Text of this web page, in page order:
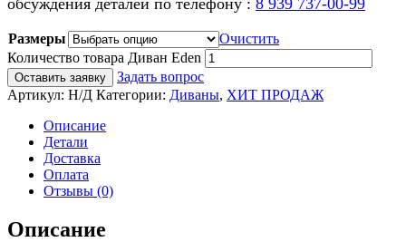
Размеры
Очистить
Количество товара Диван Eden
Оставить заявку
Задать вопрос
Артикул: Н/Д Категории: Диваны, ХИТ ПРОДАЖ
Описание
Детали
Доставка
Оплата
Отзывы (0)
Описание